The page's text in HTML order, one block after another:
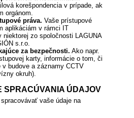
korešpondencia v prípade, ak
orgánom.
práva. Vaše prístupové
aplikáciám v rámci IT
niektorej zo spoločnosti LAGUNA
s.r.o.
za bezpečnosti. Ako napr.
karty, informácie o tom, či
v budove a záznamy CCTV
okruh).
SPRACÚVANIA ÚDAJOV
vaše údaje na